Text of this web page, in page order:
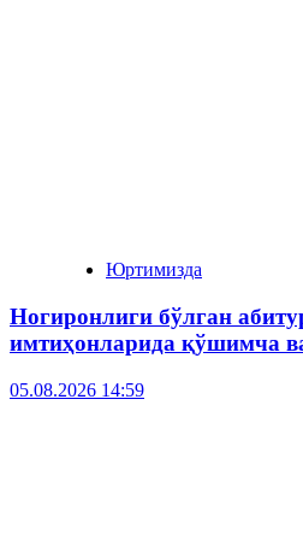
Юртимизда
Ногиронлиги бўлган
имтиҳонларида қўшимча
05.08.2026 14:59